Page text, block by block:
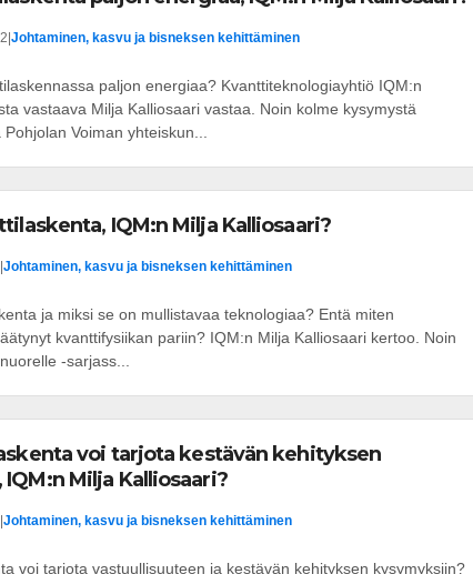
Johtaminen, kasvu ja bisneksen kehittäminen
paljon energiaa? Kvanttiteknologiayhtiö IQM:n
vastaava Milja Kalliosaari vastaa. Noin kolme kysymystä
Voiman yhteiskun...
IQM:n Milja Kalliosaari?
Johtaminen, kasvu ja bisneksen kehittäminen
ja miksi se on mullistavaa teknologiaa? Entä miten
kvanttifysiikan pariin? IQM:n Milja Kalliosaari kertoo. Noin
-sarjass...
voi tarjota kestävän kehityksen
Milja Kalliosaari?
Johtaminen, kasvu ja bisneksen kehittäminen
voi tarjota vastuullisuuteen ja kestävän kehityksen kysymyksiin?